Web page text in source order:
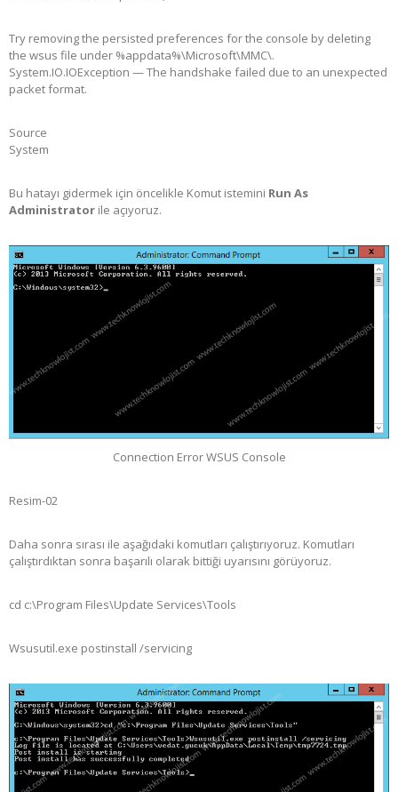
Try removing the persisted preferences for the console by deleting
the wsus file under %appdata%\Microsoft\MMC\.
System.IO.IOException — The handshake failed due to an unexpected
packet format.
Source
System
Bu hatayı gidermek için öncelikle Komut istemini Run As
Administrator ile açıyoruz.
Connection Error WSUS Console
Resim-02
Daha sonra sırası ile aşağıdaki komutları çalıştırıyoruz. Komutları
çalıştırdıktan sonra başarılı olarak bittiği uyarısını görüyoruz.
cd c:\Program Files\Update Services\Tools
Wsusutil.exe postinstall /servicing